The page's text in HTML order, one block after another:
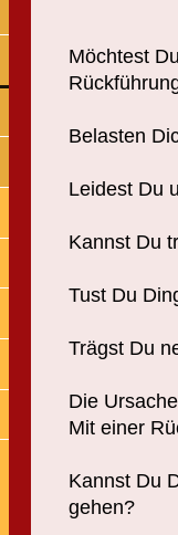
Möchtest
Belasten
Leidest Du
Kannst Du
Tust Du
Trägst Du
Die
Mit einer
Kannst Du
gehen?